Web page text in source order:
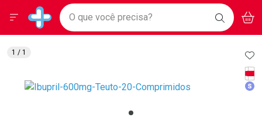
Drogarias Pacheco
Baixe nosso APP e aproveite Ofertas Exclusivas!
BAIXE
O APP
Ir direto para a home
pela página
Ir direto para o conteúdo
Ir direto para a busca
Ir direto para a conta
Ir direto para a notificações
Ir direto para o carrinho
Faça a sua busca
O que você precisa? BUSCAR
Menu
1 / 1